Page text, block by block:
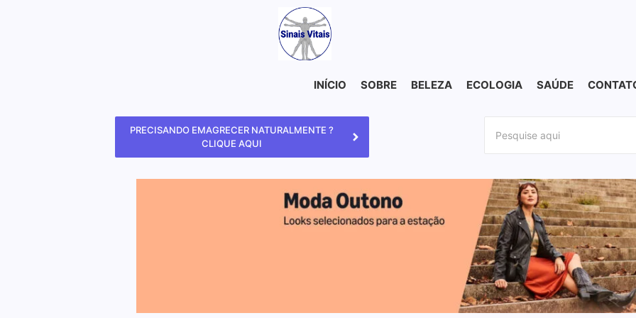
INÍCIO SOBRE BELEZA ECOLOGIA SAÚDE
PRECISANDO EMAGRECER NATURALMENTE ?
CLIQUE AQUI